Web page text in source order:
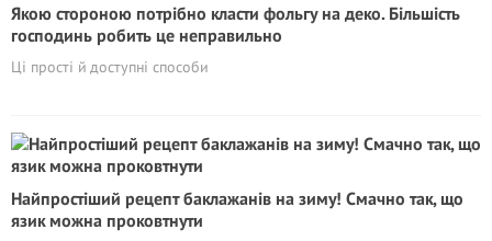
Якою стороною потрібно класти фольгу на деко. Більшість
господинь робить це неправильно
Ці прості й доступні способи
Найпростіший рецепт баклажанів на зиму! Смачно так, що
язик можна проковтнути